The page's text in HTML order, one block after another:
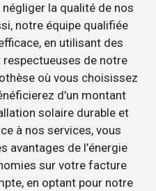
la qualité de nos
notre équipe qualifiée
en utilisant des
de notre
où vous choisissez
d’un montant
solaire durable et
à nos services, vous
avantages de l’énergie
sur votre facture
en optant pour notre